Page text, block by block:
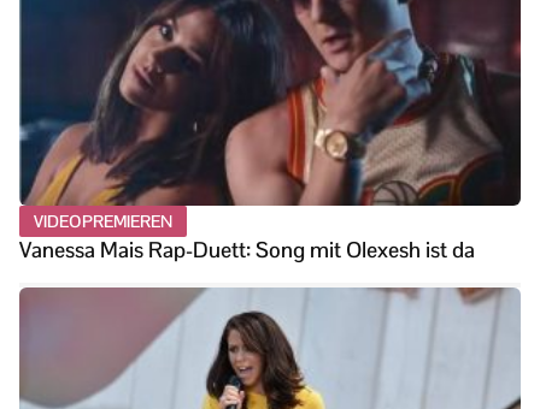
VIDEOPREMIEREN
Vanessa Mais Rap-Duett: Song mit Olexesh ist da